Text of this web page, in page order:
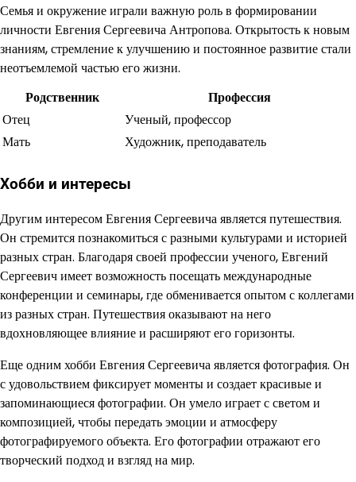
Семья и окружение играли важную роль в формировании
личности Евгения Сергеевича Антропова. Открытость к новым
знаниям, стремление к улучшению и постоянное развитие стали
неотъемлемой частью его жизни.
Родственник
Профессия
Отец
Ученый, профессор
Мать
Художник, преподаватель
Хобби и интересы
Другим интересом Евгения Сергеевича является путешествия.
Он стремится познакомиться с разными культурами и историей
разных стран. Благодаря своей профессии ученого, Евгений
Сергеевич имеет возможность посещать международные
конференции и семинары, где обменивается опытом с коллегами
из разных стран. Путешествия оказывают на него
вдохновляющее влияние и расширяют его горизонты.
Еще одним хобби Евгения Сергеевича является фотография. Он
с удовольствием фиксирует моменты и создает красивые и
запоминающиеся фотографии. Он умело играет с светом и
композицией, чтобы передать эмоции и атмосферу
фотографируемого объекта. Его фотографии отражают его
творческий подход и взгляд на мир.